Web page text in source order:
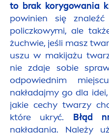
to brak korygowania
powinien się
policzkowymi, ale
żuchwie, jeśli masz
uszu w makijażu
nie zdaje sobie
odpowiednim
nakładajmy go dla
jakie cechy twarzy
które ukryć. Błąd
nakładania. Należy